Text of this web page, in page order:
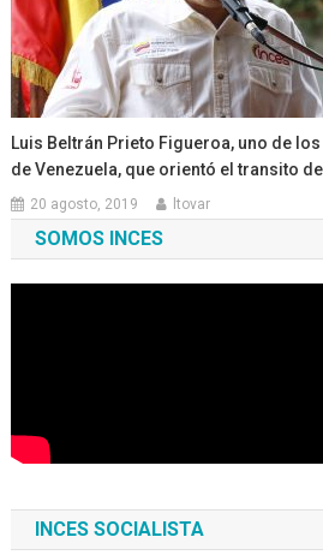
Luis Beltrán Prieto Figueroa, uno de
de Venezuela, que orientó el transito
20 agosto, 2019 ltovar
SOMOS INCES
INCES SOCIALISTA